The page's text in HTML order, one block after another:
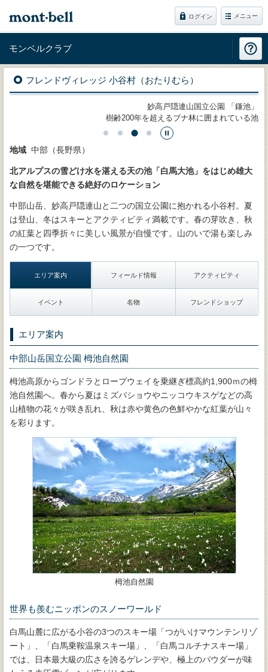
ログイン メニュー
モンベルクラブ
フレンドヴィレッジ 小谷村（おたりむら）
妙高戸隠連山国立公園 「鎌池」
樹齢200年を超えるブナ林に囲まれている池
地域 中部（長野県）
北アルプスの雪どけ水を湛える天の池「白馬大池」をはじめ雄大
な自然を堪能できる絶好のロケーション
中部山岳、妙高戸隠連山と二つの国立公園に抱かれる小谷村。夏
は登山、冬はスキーとアクティビティ満載です。春の芽吹き、秋
の紅葉と四季折々に美しい風景が自慢です。山のいで湯も楽しみ
の一つです。
エリア案内 フィールド情報 アクティビティ
イベント 名物 フレンドショップ
エリア案内
中部山岳国立公園 栂池自然園
栂池高原からゴンドラとロープウェイを乗継ぎ標高約1,900ｍの栂
池自然園へ。春から夏はミズバショウやニッコウキスゲなどの高
山植物の花々が咲き乱れ、秋は赤や黄色の色鮮やかな紅葉が山々
を彩ります。
栂池自然園
世界も羨むニッポンのスノーワールド
白馬山麓に広がる小谷の3つのスキー場「つがいけマウンテンリゾ
ート」、「白馬乗鞍温泉スキー場」、「白馬コルチナスキー場」
では、日本最大級の広さを誇るゲレンデや、極上のパウダーが味